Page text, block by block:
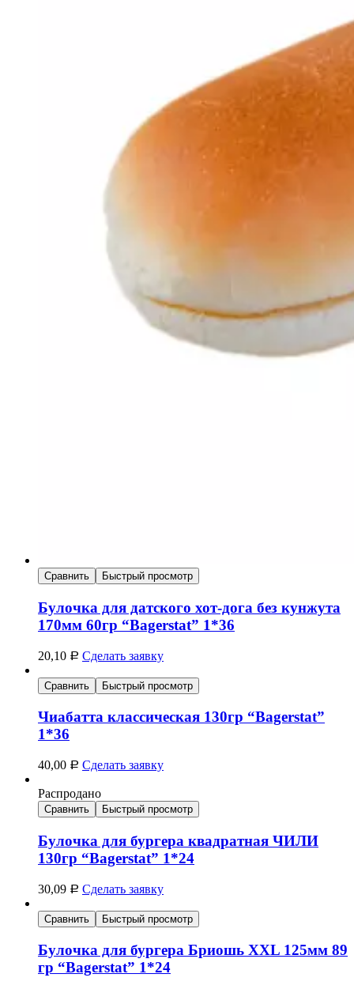
Сравнить Быстрый просмотр
Булочка для датского хот-дога без кунжута
170мм 60гр “Bagerstat” 1*36
20,10 Р Сделать заявку
Сравнить Быстрый просмотр
Чиабатта классическая 130гр “Bagerstat”
1*36
40,00 Р Сделать заявку
Распродано
Сравнить Быстрый просмотр
Булочка для бургера квадратная ЧИЛИ
130гр “Bagerstat” 1*24
30,09 Р Сделать заявку
Сравнить Быстрый просмотр
Булочка для бургера Бриошь XXL 125мм 89
гр “Bagerstat” 1*24